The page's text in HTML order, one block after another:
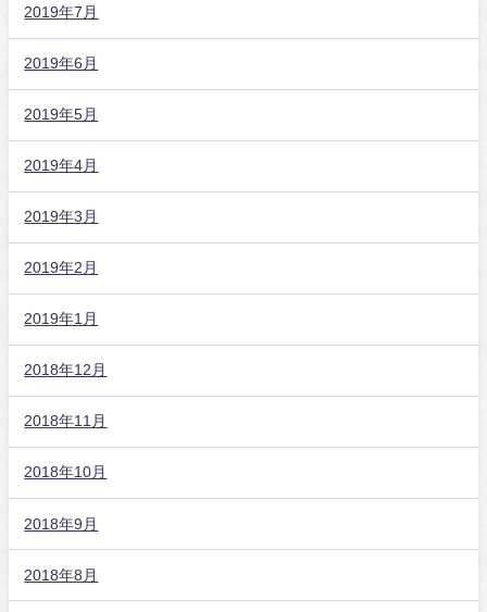
2019年7月
2019年6月
2019年5月
2019年4月
2019年3月
2019年2月
2019年1月
2018年12月
2018年11月
2018年10月
2018年9月
2018年8月